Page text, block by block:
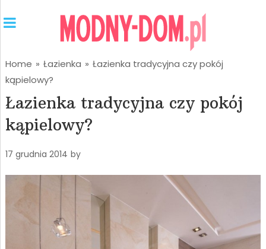
Home » Łazienka » Łazienka tradycyjna czy pokój
kąpielowy?
Łazienka tradycyjna czy pokój
kąpielowy?
17 grudnia 2014 by